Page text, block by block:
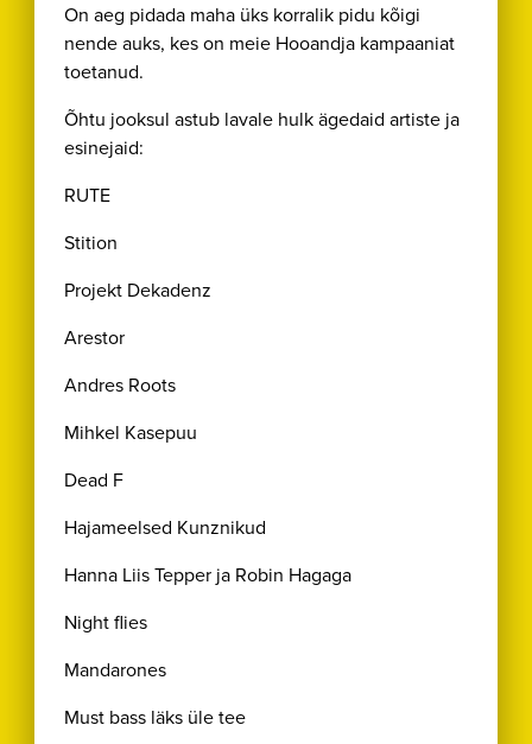
On aeg pidada maha üks korralik pidu kõigi
nende auks, kes on meie Hooandja kampaaniat
toetanud.
Õhtu jooksul astub lavale hulk ägedaid artiste ja
esinejaid:
RUTE
Stition
Projekt Dekadenz
Arestor
Andres Roots
Mihkel Kasepuu
Dead F
Hajameelsed Kunznikud
Hanna Liis Tepper ja Robin Hagaga
Night flies
Mandarones
Must bass läks üle tee